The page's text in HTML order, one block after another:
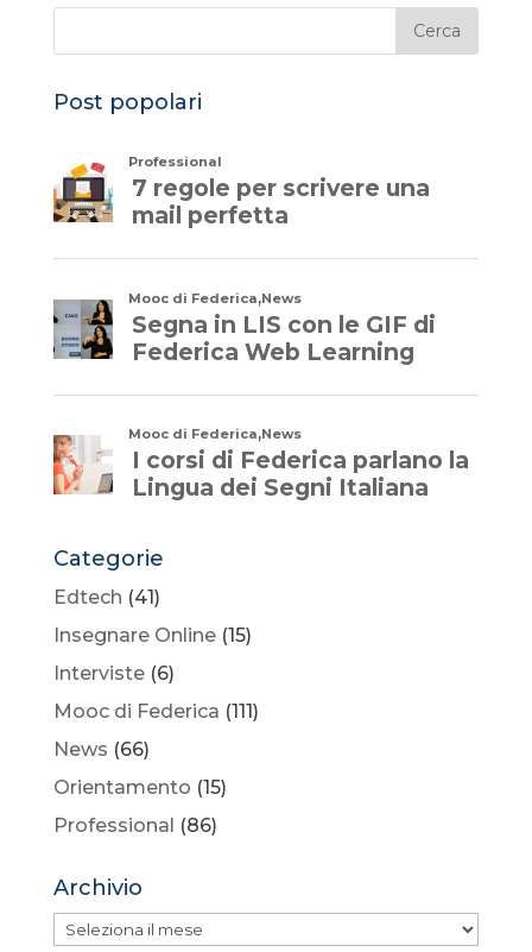
Post popolari
Categorie
Edtech (41)
Insegnare Online(15)
Interviste(6)
Mooc di Federica (111)
News (66)
Orientamento (15)
Professional (86)
Archivio
Archivio